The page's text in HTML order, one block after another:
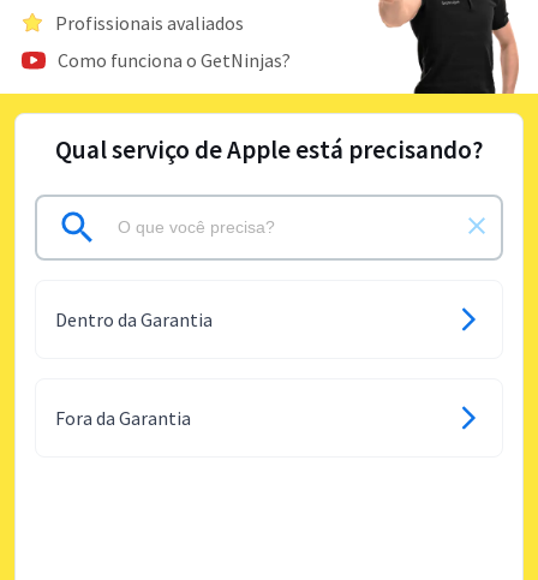
Profissionais avaliados
Como funciona o GetNinjas?
Qual serviço de Apple está precisando?
Dentro da Garantia
Fora da Garantia